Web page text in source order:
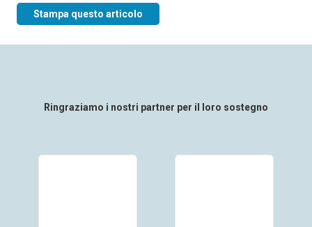
Stampa questo articolo
Ringraziamo i nostri partner per il loro sostegno